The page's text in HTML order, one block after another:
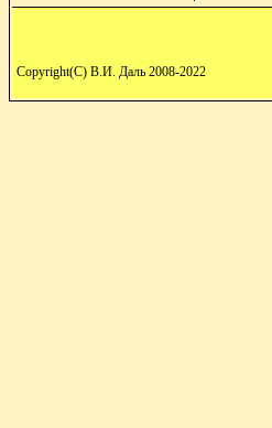
Copyright(C) В.И. Даль 2008-2022